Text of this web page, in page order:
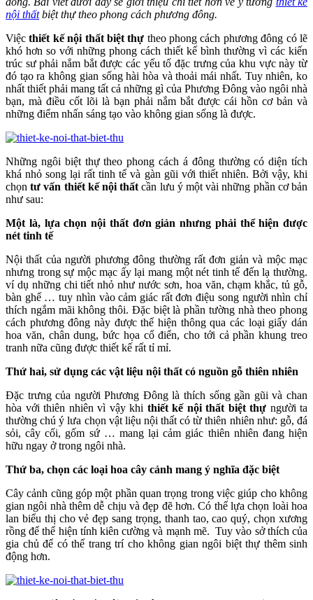
nội thấtbiệt thự theo phong cách phương đông.
Việcthiết kế nội thất biệt thự theo phong cách phương đông có lẽ
khó hơn so với những phong cách thiết kế bình thường vì các kiến
trúc sư phải nắm bắt được các yếu tố đặc trưng của khu vực này từ
đó tạo ra không gian sống hài hòa và thoải mái nhất. Tuy nhiên, ko
nhất thiết phải mang tất cả những gì của Phương Đông vào ngôi nhà
bạn, mà điều cốt lõi là bạn phải nắm bắt được cái hồn cơ bản và
những điểm nhấn sáng tạo vào không gian sống là được.
Những ngôi biệt thự theo phong cách á đông thường có diện tích
khá nhỏ song lại rất tinh tế và gàn gũi với thiết nhiên. Bởi vậy, khi
chọntư vấn thiết kế nội thất cần lưu ý một vài những phần cơ bản
như sau:
Một là, lựa chọn nội thất đơn giản nhưng phải thể hiện được
nét tinh tế
Nội thất của người phương đông thường rất đơn giản và mộc mạc
nhưng trong sự mộc mạc ấy lại mang một nét tinh tế đến lạ thường.
ví dụ những chi tiết nhỏ như nước sơn, hoa văn, chạm khắc, tủ gỗ,
bàn ghế … tuy nhìn vào cảm giác rất đơn điệu song người nhìn chỉ
thích ngắm mãi không thôi. Đặc biệt là phần tường nhà theo phong
cách phương đông này được thể hiện thông qua các loại giấy dán
hoa văn, chân dung, bức họa cổ điển, cho tới cả phần khung treo
tranh nữa cũng được thiết kế rất tỉ mỉ.
Thứ hai, sử dụng các vật liệu nội thất có nguồn gỗ thiên nhiên
Đặc trưng của người Phương Đông là thích sống gần gũi và chan
hòa với thiên nhiên vì vậy khi thiết kế nội thất biệt thự người ta
thường chú ý lưa chọn vật liệu nội thất có từ thiên nhiên như: gỗ, đá
sỏi, cây cối, gốm sứ … mang lại cảm giác thiên nhiên đang hiện
hữu ngay ở trong ngôi nhà.
Thứ ba, chọn các loại hoa cây cảnh mang ý nghĩa đặc biệt
Cây cảnh cũng góp một phần quan trọng trong việc giúp cho không
gian ngôi nhà thêm dễ chịu và đẹp đẽ hơn. Có thể lựa chọn loài hoa
lan biểu thị cho vẻ đẹp sang trọng, thanh tao, cao quý, chọn xương
rồng để thể hiện tính kiên cường và mạnh mẽ. Tuy vào sở thích của
gia chủ để có thể trang trí cho không gian ngôi biệt thự thêm sinh
động hơn.